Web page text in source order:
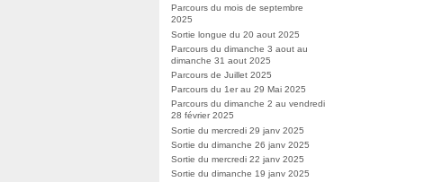
Parcours du mois de septembre
2025
Sortie longue du 20 aout 2025
Parcours du dimanche 3 aout au
dimanche 31 aout 2025
Parcours de Juillet 2025
Parcours du 1er au 29 Mai 2025
Parcours du dimanche 2 au vendredi
28 février 2025
Sortie du mercredi 29 janv 2025
Sortie du dimanche 26 janv 2025
Sortie du mercredi 22 janv 2025
Sortie du dimanche 19 janv 2025